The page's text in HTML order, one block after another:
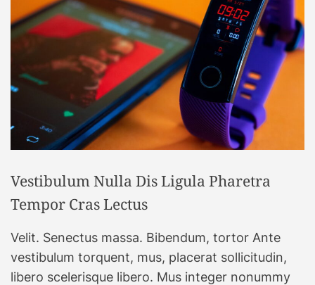
Vestibulum Nulla Dis Ligula Pharetra
Tempor Cras Lectus
Velit. Senectus massa. Bibendum, tortor Ante
vestibulum torquent, mus, placerat sollicitudin,
libero scelerisque libero. Mus integer nonummy